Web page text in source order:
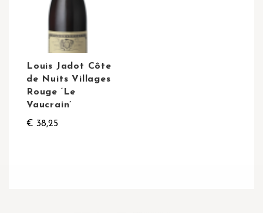
Louis Jadot Côte
de Nuits Villages
Rouge ‘Le
Vaucrain’
€ 38,25